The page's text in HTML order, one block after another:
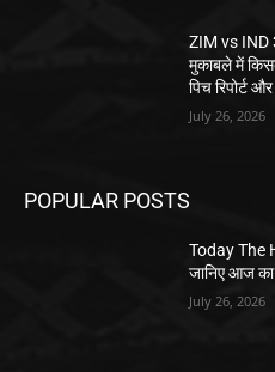
ZIM vs
मुकाबले में
पिच रिपोर्ट
July 26, 2026
POPULAR POSTS
Today The
जानिए आज
July 26, 2026